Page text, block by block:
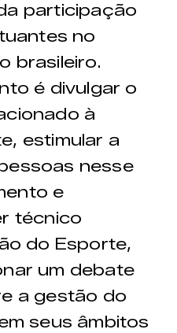
participação
no
brasileiro.
é divulgar o
à
estimular a
nesse
e
técnico
do Esporte,
um debate
a gestão do
seus âmbitos